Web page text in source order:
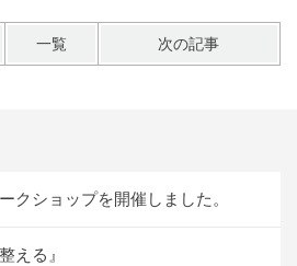
一覧 次の記事
クショップを開催しました。
える』